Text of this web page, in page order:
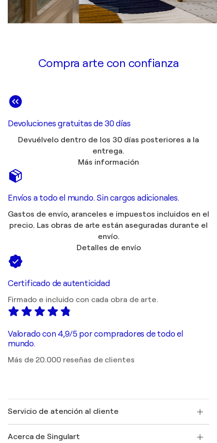
Compra arte con confianza
Devoluciones gratuitas de 30 días
Devuélvelo dentro de los 30 días posteriores a la
entrega.
Más información
Envíos a todo el mundo. Sin cargos adicionales.
Gastos de envío, aranceles e impuestos incluidos en el
precio. Las obras de arte están aseguradas durante el
envío.
Detalles de envío
Certificado de autenticidad
Firmado e incluido con cada obra de arte.
Valorado con 4,9/5 por compradores de todo el
mundo.
Más de 20.000 reseñas de clientes
Servicio de atención al cliente
Envío
Acerca de Singulart